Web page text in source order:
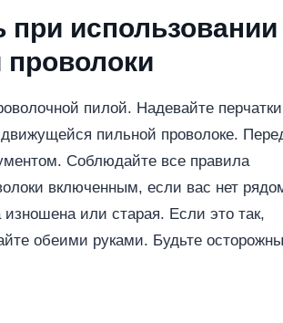
при использовании
проволоки
пилой. Надевайте
пильной проволоке.
Соблюдайте все правила
включенным, если вас нет
или старая. Если это так,
обеими руками. Будьте осторожны